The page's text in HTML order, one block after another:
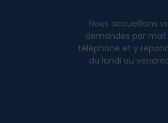
Nous accueillons
demandes par mail
téléphone et y
du lundi au